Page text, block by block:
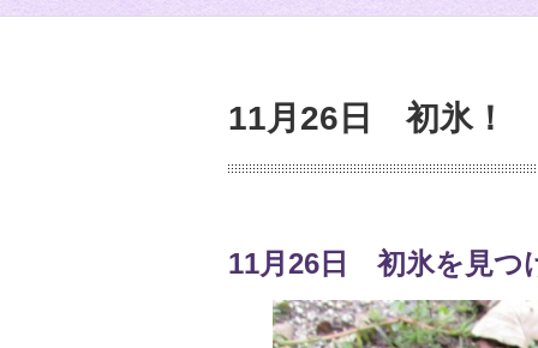
11月26日 初氷！
11月26日 初氷を見つ